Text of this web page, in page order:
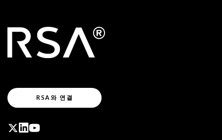
RSA와 연결